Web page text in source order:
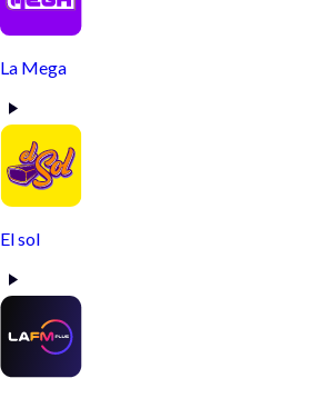
La Mega
El sol